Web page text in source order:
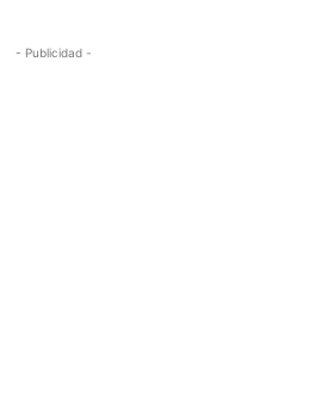
- Publicidad -